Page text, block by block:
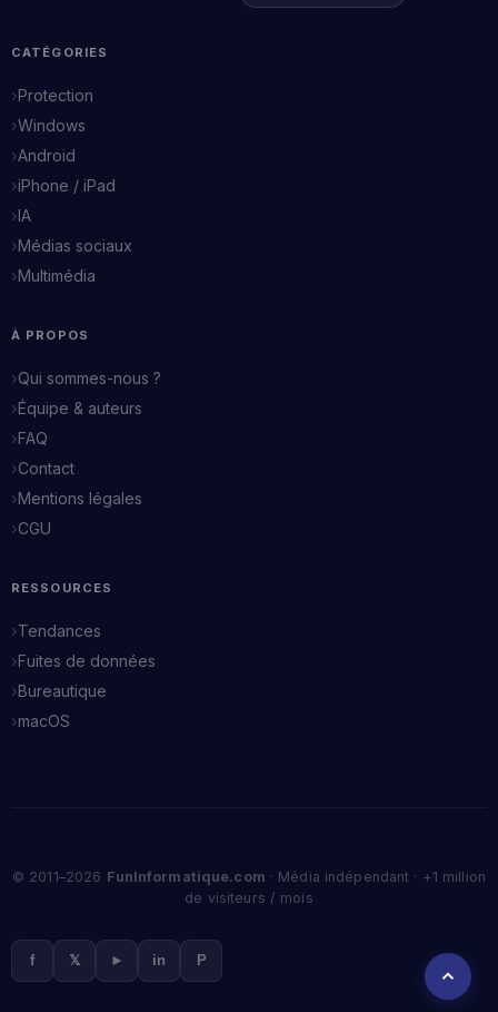
CATÉGORIES
Protection
Windows
Android
iPhone / iPad
IA
Médias sociaux
Multimédia
À PROPOS
Qui sommes-nous ?
Équipe & auteurs
FAQ
Contact
Mentions légales
CGU
RESSOURCES
Tendances
Fuites de données
Bureautique
macOS
© 2011–2026 FunInformatique.com · Média indépendant · +1 million
de visiteurs / mois
f 𝕏 ► in P